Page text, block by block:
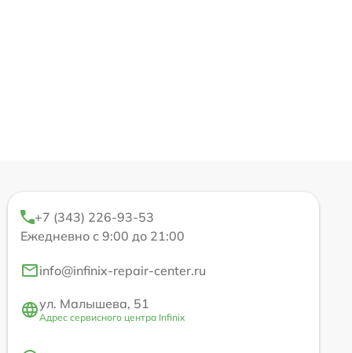
+7 (343) 226-93-53
Ежедневно с 9:00 до 21:00
info@infinix-repair-center.ru
ул. Малышева, 51
Адрес сервисного центра Infinix